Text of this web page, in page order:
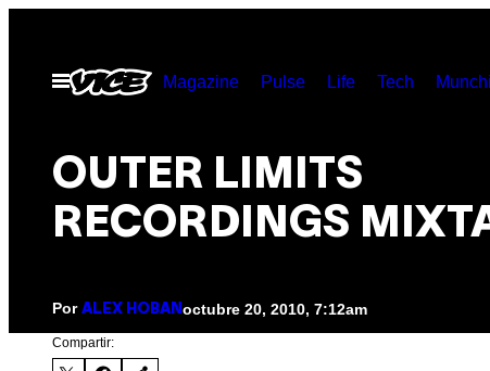
contenido
Abrir
Menú
Magazine Pulse Life Tech
OUTER LIMITS
RECORDINGS
Por ALEX HOBAN octubre 20, 2010, 7:12am
Compartir: